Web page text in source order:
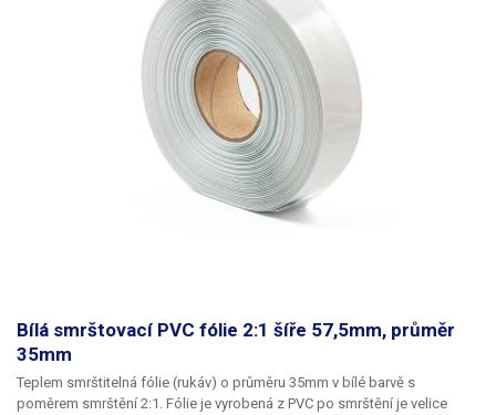
Bílá smrštovací PVC fólie 2:1 šíře 57,5mm, průměr
35mm
Teplem smrštitelná fólie (rukáv) o průměru 35mm v bílé barvě s
poměrem smrštění 2:1. Fólie je vyrobená z PVC po smrštění je velice